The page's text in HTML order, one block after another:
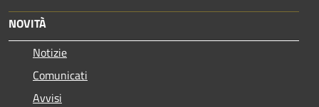
NOVITÀ
Notizie
Comunicati
Avvisi